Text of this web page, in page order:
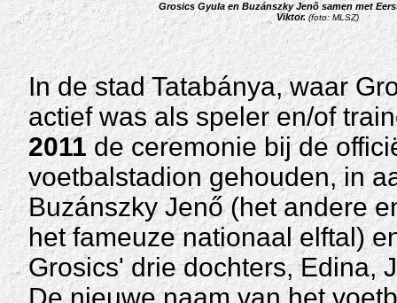
Grosics Gyula en Buzánszky Jenõ samen met
Viktor.(foto: MLSZ)
In de stad Tatabánya, waar
actief was als speler en/of
2011de ceremonie bij de
voetbalstadion gehouden, in
Buzánszky Jenő (het andere
het fameuze nationaal elftal)
Grosics' drie dochters, Edina,